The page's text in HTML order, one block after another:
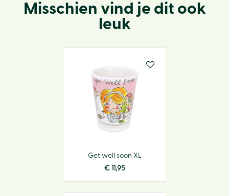
Misschien vind je dit ook
leuk
Get well soon XL
€ 11,95